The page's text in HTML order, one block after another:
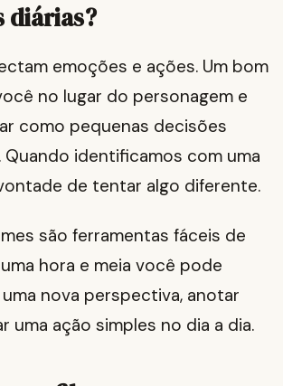
diárias?
emoções e ações. Um bom
no lugar do personagem e
como pequenas decisões
Quando identificamos com uma
de tentar algo diferente.
são ferramentas fáceis de
hora e meia você pode
nova perspectiva, anotar
uma ação simples no dia a dia.